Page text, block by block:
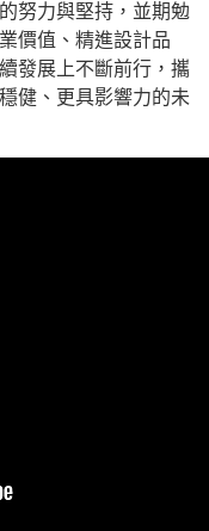
努力與堅持，並期勉
價值、精進設計品
發展上不斷前行，攜
健、更具影響力的未